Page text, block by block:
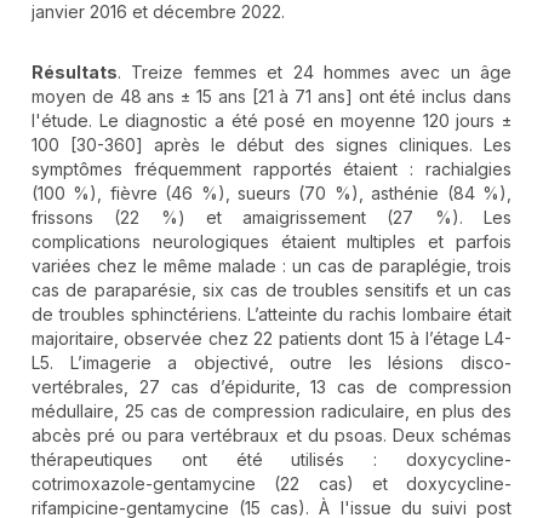
janvier 2016 et décembre 2022.
Résultats. Treize femmes et 24 hommes avec un âge
moyen de 48 ans ± 15 ans [21 à 71 ans] ont été inclus dans
l'étude. Le diagnostic a été posé en moyenne 120 jours ±
100 [30-360] après le début des signes cliniques. Les
symptômes fréquemment rapportés étaient : rachialgies
(100 %), fièvre (46 %), sueurs (70 %), asthénie (84 %),
frissons (22 %) et amaigrissement (27 %). Les
complications neurologiques étaient multiples et parfois
variées chez le même malade : un cas de paraplégie, trois
cas de paraparésie, six cas de troubles sensitifs et un cas
de troubles sphinctériens. L’atteinte du rachis lombaire était
majoritaire, observée chez 22 patients dont 15 à l’étage L4-
L5. L’imagerie a objectivé, outre les lésions disco-
vertébrales, 27 cas d’épidurite, 13 cas de compression
médullaire, 25 cas de compression radiculaire, en plus des
abcès pré ou para vertébraux et du psoas. Deux schémas
thérapeutiques ont été utilisés : doxycycline-
cotrimoxazole-gentamycine (22 cas) et doxycycline-
rifampicine-gentamycine (15 cas). À l'issue du suivi post